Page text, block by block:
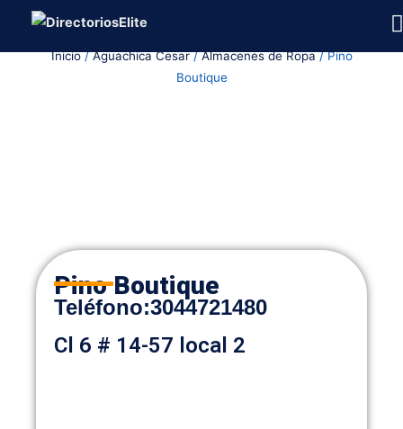
contenidoInicio/Aguachica Cesar/Almacenes de Ropa/ Pino
Boutique
Pino Boutique
Teléfono:3044721480
Cl 6 # 14-57 local 2